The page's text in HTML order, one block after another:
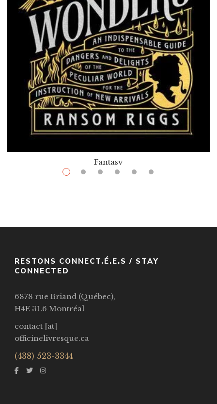
Fantasy
$ 11.99 $33.99
RESTONS CONNECT.É.E.S / STAY
CONNECTED
6878 rue Briand (Québec),
H4E 3L6 Montréal
contact [at]
officinelivresque.ca
(438) 523-3344